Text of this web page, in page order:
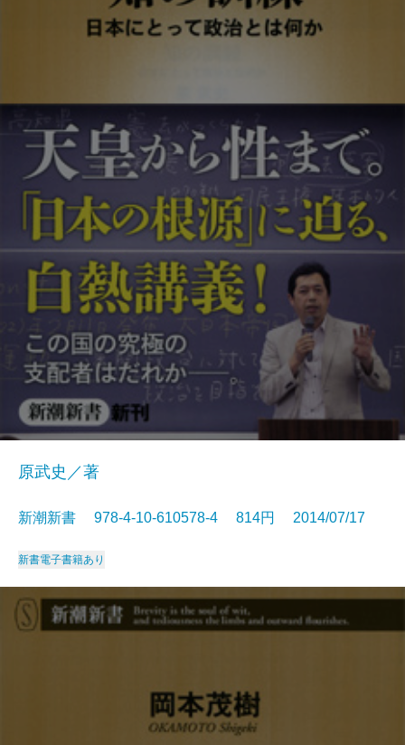
原武史／著
新潮新書 978-4-10-610578-4 814円 2014/07/17
新書電子書籍あり